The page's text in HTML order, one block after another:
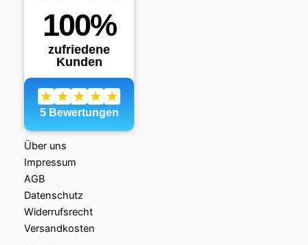
Über uns
Impressum
AGB
Datenschutz
Widerrufsrecht
Versandkosten